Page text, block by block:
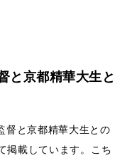
京都精華大生と
督と京都精華大生との
掲載しています。こち